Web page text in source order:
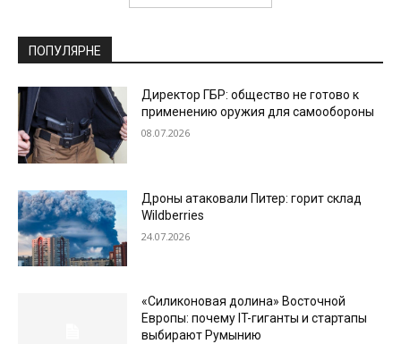
ПОПУЛЯРНЕ
Директор ГБР: общество не готово к
применению оружия для самообороны
08.07.2026
Дроны атаковали Питер: горит склад
Wildberries
24.07.2026
«Силиконовая долина» Восточной
Европы: почему IT-гиганты и стартапы
выбирают Румынию